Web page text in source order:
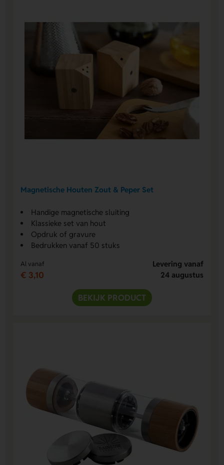
Magnetische Houten Zout & Peper Set
Handige magnetische sluiting
Klassieke set van hout
Opdruk of gravure
Bedrukken vanaf 50 stuks
Al vanaf
€ 3,10
Levering vanaf
24 augustus
BEKIJK PRODUCT